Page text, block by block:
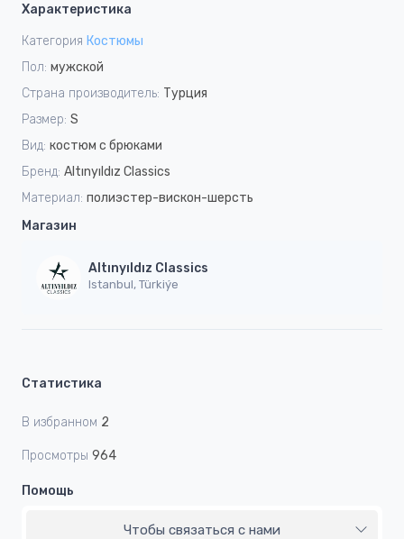
Характеристика
Категория Костюмы
Пол: мужской
Страна производитель: Турция
Размер: S
Вид: костюм с брюками
Бренд: Altınyıldız Classics
Материал: полиэстер-вискон-шерсть
Магазин
Altınyıldız Classics
Istanbul, Türkiýe
Статистика
В избранном 2
Просмотры 964
Помощь
Чтобы связаться с нами